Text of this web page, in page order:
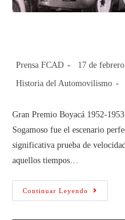
Prensa FCAD
17 de
Historia del Automovilismo
Gran Premio Boyacá 1952-
Sogamoso fue el escenario
significativa prueba de
aquellos tiempos…
Continuar Leyendo